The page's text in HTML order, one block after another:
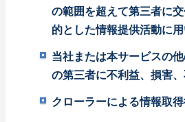
の範囲を超えて第三者に
的とした情報提供活動に
当社または本サービスの
の第三者に不利益、損害
クローラーによる情報取